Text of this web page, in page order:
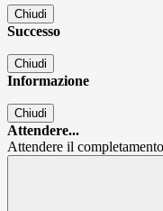
Chiudi
Successo
Chiudi
Informazione
Chiudi
Attendere...
Attendere il